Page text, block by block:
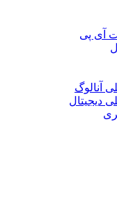
آی پی
آنالوگ
دیجیتال